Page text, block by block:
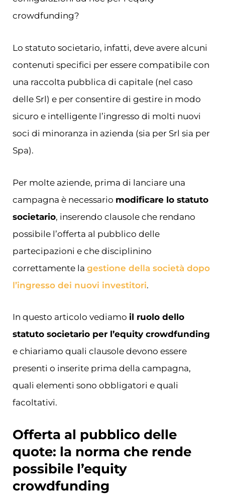
crowdfunding?
Lo statuto societario, infatti, deve avere alcuni
contenuti specifici per essere compatibile con
una raccolta pubblica di capitale (nel caso
delle Srl) e per consentire di gestire in modo
sicuro e intelligente l’ingresso di molti nuovi
soci di minoranza in azienda (sia per Srl sia per
Spa).
Per molte aziende, prima di lanciare una
campagna è necessario modificare lo statuto
societario, inserendo clausole che rendano
possibile l’offerta al pubblico delle
partecipazioni e che disciplinino
correttamente la gestione della società dopo
l’ingresso dei nuovi investitori.
In questo articolo vediamo il ruolo dello
statuto societario per l’equity crowdfunding
e chiariamo quali clausole devono essere
presenti o inserite prima della campagna,
quali elementi sono obbligatori e quali
facoltativi.
Offerta al pubblico delle
quote: la norma che rende
possibile l’equity
crowdfunding